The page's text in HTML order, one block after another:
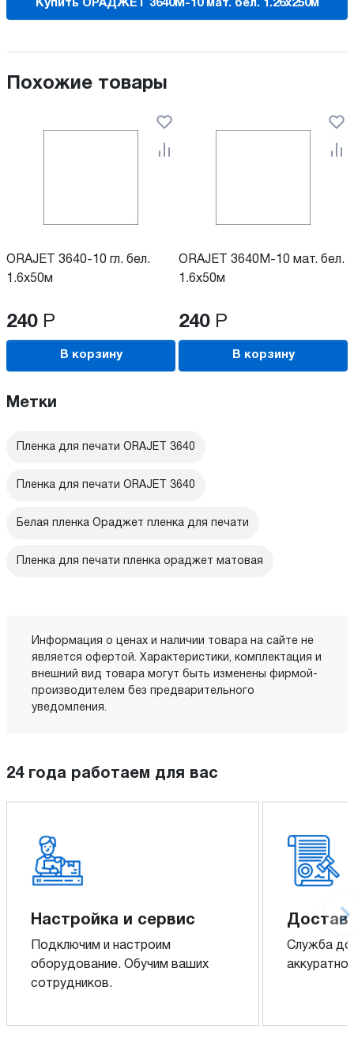
Купить ОРАДЖЕТ 3640М-10 мат. бел. 1.26х250м
Похожие товары
ORAJET 3640-10 гл. бел.
1.6х50м
240 Р
В корзину
ORAJET 3640М-10 мат. бел.
1.6х50м
240 Р
В корзину
Метки
Пленка для печати ORAJET 3640
Пленка для печати ORAJET 3640
Белая пленка Ораджет пленка для печати
Пленка для печати пленка ораджет матовая
Информация о ценах и наличии товара на сайте не
является офертой. Характеристики, комплектация и
внешний вид товара могут быть изменены фирмой-
производителем без предварительного
уведомления.
24 года работаем для вас
Настройка и сервис
Подключим и настроим
оборудование. Обучим ваших
сотрудников.
Служба
аккуратно